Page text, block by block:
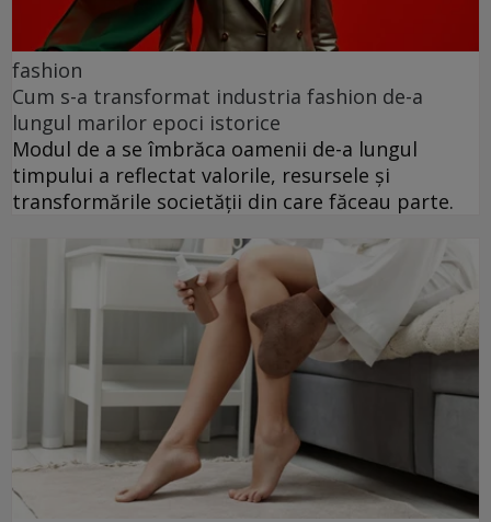
fashion
Cum s-a transformat industria fashion de-a
lungul marilor epoci istorice
Modul de a se îmbrăca oamenii de-a lungul
timpului a reflectat valorile, resursele și
transformările societății din care făceau parte.